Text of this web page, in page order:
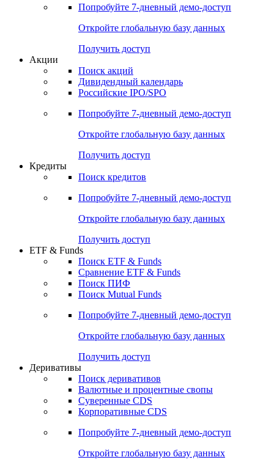
Попробуйте 7-дневный демо-доступ
Откройте глобальную базу данных
Получить доступ
Акции
Поиск акций
Дивидендный календарь
Российские IPO/SPO
Попробуйте 7-дневный демо-доступ
Откройте глобальную базу данных
Получить доступ
Кредиты
Поиск кредитов
Попробуйте 7-дневный демо-доступ
Откройте глобальную базу данных
Получить доступ
ETF & Funds
Поиск ETF & Funds
Сравнение ETF & Funds
Поиск ПИФ
Поиск Mutual Funds
Попробуйте 7-дневный демо-доступ
Откройте глобальную базу данных
Получить доступ
Деривативы
Поиск деривативов
Валютные и процентные свопы
Суверенные CDS
Корпоративные CDS
Попробуйте 7-дневный демо-доступ
Откройте глобальную базу данных